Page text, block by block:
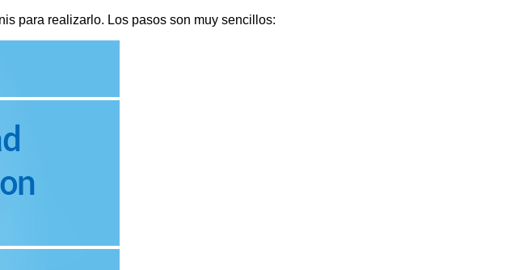
para realizarlo. Los pasos son muy sencillos: